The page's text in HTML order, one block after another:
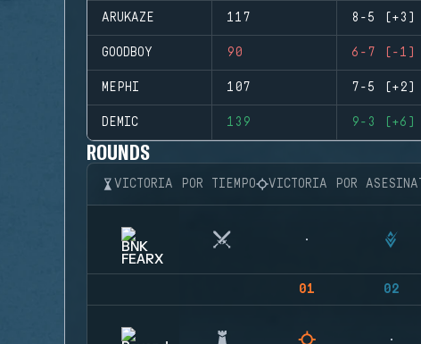
ARUKAZE 117 8-5 (+3)
GOODBOY 90 6-7 (-1)
MEPHI 107 7-5 (+2)
DEMIC 139 9-3 (+6)
ROUNDS
VICTORIA POR TIEMPO VICTORIA POR
01 02